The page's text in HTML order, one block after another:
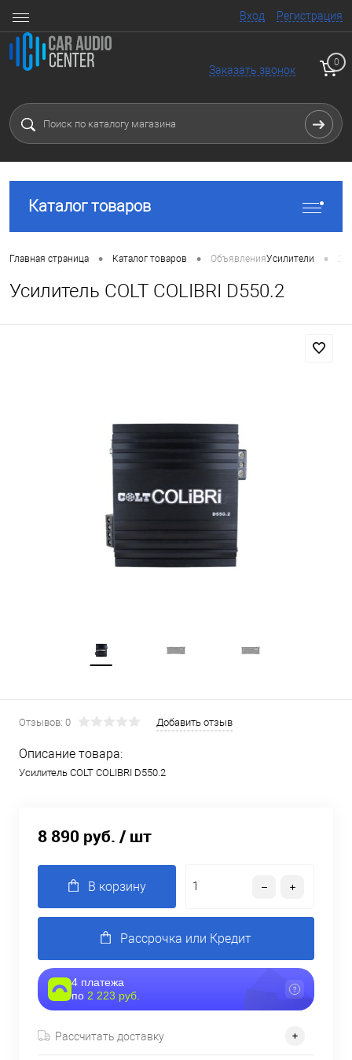
Вход Регистрация
Заказать звонок
0
Каталог товаров
Главная страница • Каталог товаров • ОбъявленияУсилители • 2
Усилитель COLT COLIBRI D550.2
Отзывов: 0 Добавить отзыв
Описание товара:
Усилитель COLT COLIBRI D550.2
8 890 руб. / шт
В корзину
Рассрочка или Кредит
4 платежа
по 2 223 руб.
Рассчитать доставку